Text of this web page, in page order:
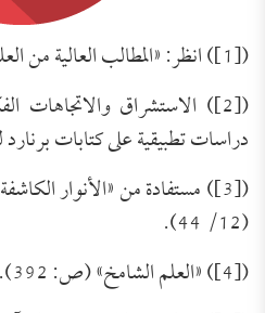
([1]) انظر: «المطالب العالية من العلم الإلهي» (9/ 213).
([2]) الاستشراق والاتجاهات
دراسات تطبيقية على كتابات برنارد
([3]) مستفادة من «الأنوار
(12/ 44).
([4]) «العلم الشامخ» (ص: 392).